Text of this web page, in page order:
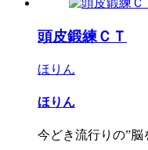
頭皮鍛練ＣＴ
ほりん
ほりん
今どき流行りの”脳